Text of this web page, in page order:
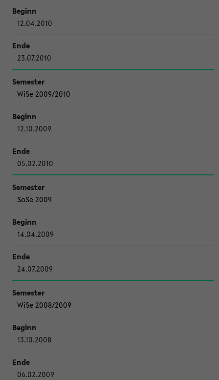
12.04.2010
23.07.2010
WiSe 2009/2010
12.10.2009
05.02.2010
SoSe 2009
14.04.2009
24.07.2009
WiSe 2008/2009
13.10.2008
06.02.2009